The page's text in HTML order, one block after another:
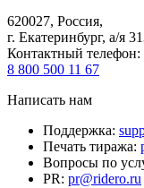
620027, Россия,
г. Екатеринбург, а/я
Контактный телефон:
8 800 500 11 67
Написать нам
Поддержка:
Печать тиража:
Вопросы по
PR: pr@ridero.ru